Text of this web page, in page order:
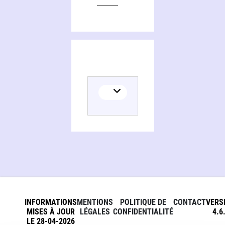
INFORMATIONS
MISES À JOUR
LE 28-04-2026
MENTIONS
LÉGALES
POLITIQUE DE
CONFIDENTIALITÉ
CONTACT